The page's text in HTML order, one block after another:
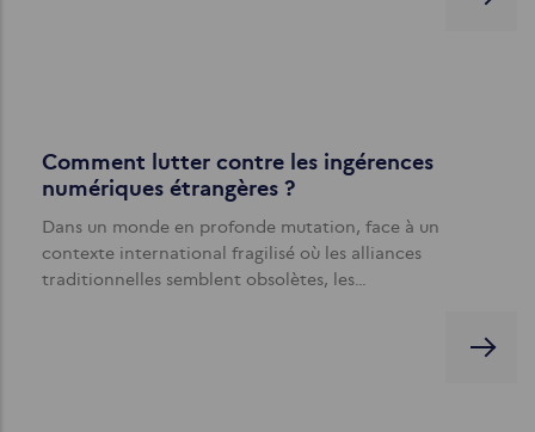
Comment lutter contre les ingérences
numériques étrangères ?
Dans un monde en profonde mutation, face à un
contexte international fragilisé où les alliances
traditionnelles semblent obsolètes, les…